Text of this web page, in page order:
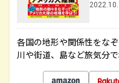
各国の地形や関係性をな
川や街道、島など旅気分